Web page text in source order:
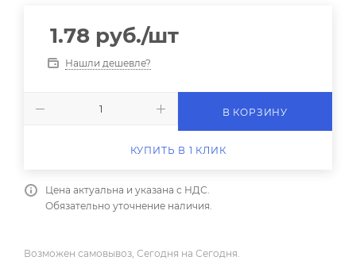
1.78 руб./шт
Нашли дешевле?
В КОРЗИНУ
КУПИТЬ В 1 КЛИК
Цена актуальна и указана с НДС.
Обязательно уточнение наличия.
Возможен самовывоз, Сегодня на Сегодня.